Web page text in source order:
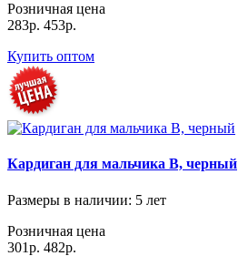
Розничная цена
283р. 453р.
Купить оптом
Кардиган для мальчика В, черный
Размеры в наличии: 5 лет
Розничная цена
301р. 482р.